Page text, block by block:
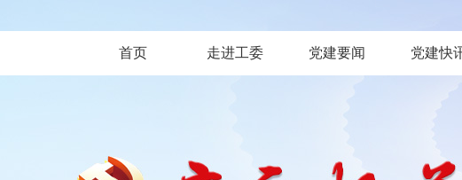
首页 走进工委 党建要闻 党建快